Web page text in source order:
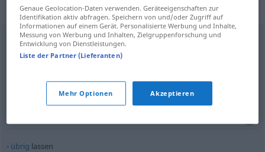
Beispielsätze für "lassen"
liegenlassen
оставя(м)
lassen
übrig lassen
Genaue Geolocation-Daten verwenden. Geräteeigenschaften zur
Identifikation aktiv abfragen. Speichern von und/oder Zugriff auf
Informationen auf einem Gerät. Personalisierte Werbung und Inhalte,
Messung von Werbung und Inhalten, Zielgruppenforschung und
Entwicklung von Dienstleistungen.
Liste der Partner (Lieferanten)
Mehr Optionen Akzeptieren